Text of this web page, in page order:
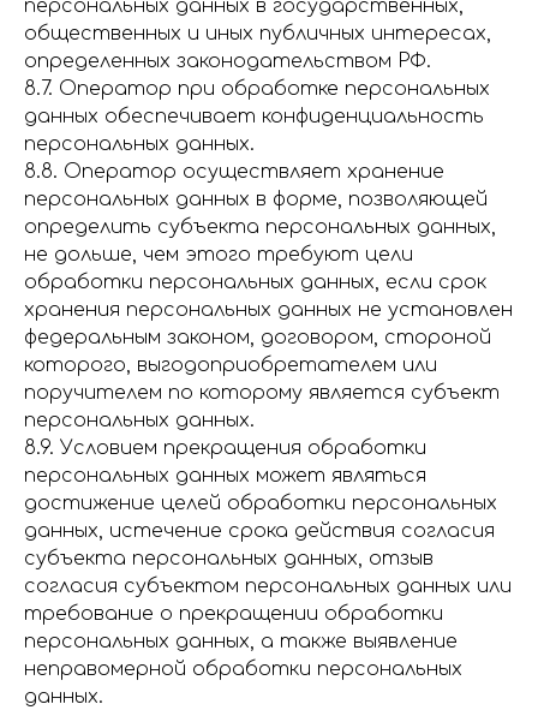
персональных данных в государственных,
общественных и иных публичных интересах,
определенных законодательством РФ.
8.7. Оператор при обработке персональных
данных обеспечивает конфиденциальность
персональных данных.
8.8. Оператор осуществляет хранение
персональных данных в форме, позволяющей
определить субъекта персональных данных,
не дольше, чем этого требуют цели
обработки персональных данных, если срок
хранения персональных данных не установлен
федеральным законом, договором, стороной
которого, выгодоприобретателем или
поручителем по которому является субъект
персональных данных.
8.9. Условием прекращения обработки
персональных данных может являться
достижение целей обработки персональных
данных, истечение срока действия согласия
субъекта персональных данных, отзыв
согласия субъектом персональных данных или
требование о прекращении обработки
персональных данных, а также выявление
неправомерной обработки персональных
данных.